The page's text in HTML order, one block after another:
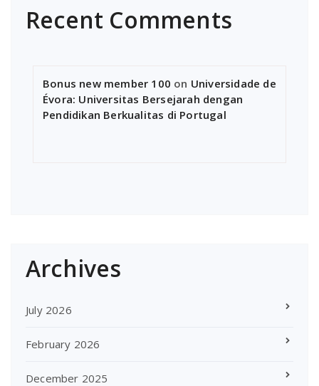
Recent Comments
Bonus new member 100 on Universidade de
Évora: Universitas Bersejarah dengan
Pendidikan Berkualitas di Portugal
Archives
July 2026
February 2026
December 2025